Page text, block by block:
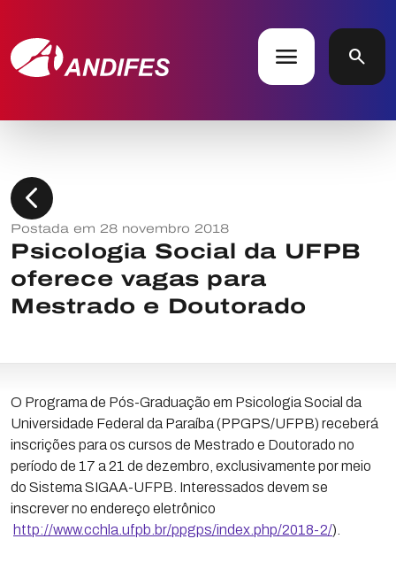
menu search
chevron_left
Postada em 28 novembro 2018
Psicologia Social da UFPB
oferece vagas para
Mestrado e Doutorado
O Programa de Pós-Graduação em Psicologia Social da
Universidade Federal da Paraíba (PPGPS/UFPB) receberá
inscrições para os cursos de Mestrado e Doutorado no
período de 17 a 21 de dezembro, exclusivamente por meio
do Sistema SIGAA-UFPB. Interessados devem se
inscrever no endereço eletrônico
http://www.cchla.ufpb.br/ppgps/index.php/2018-2/).